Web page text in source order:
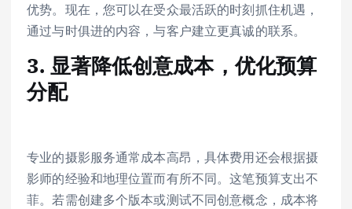
优势。现在，您可以在受众最活跃的时刻抓住机遇，
通过与时俱进的内容，与客户建立更真诚的联系。
3. 显著降低创意成本，优化预算
分配
专业的摄影服务通常成本高昂，具体费用还会根据摄
影师的经验和地理位置而有所不同。这笔预算支出不
菲。若需创建多个版本或测试不同创意概念，成本将